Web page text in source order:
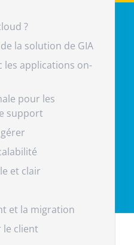
?
la solution de GIA
les applications on-
pour les
support
et clair
et la migration
le client